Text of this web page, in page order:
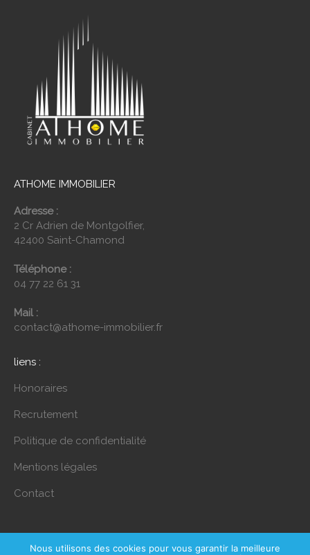
ATHOME IMMOBILIER
Adresse :
2 Cr Adrien de Montgolfier,
42400 Saint-Chamond
Téléphone :
04 77 22 61 31
Mail :
contact@athome-immobilier.fr
liens :
Honoraires
Recrutement
Politique de confidentialité
Mentions légales
Contact
Nous utilisons des cookies pour vous garantir la meilleure